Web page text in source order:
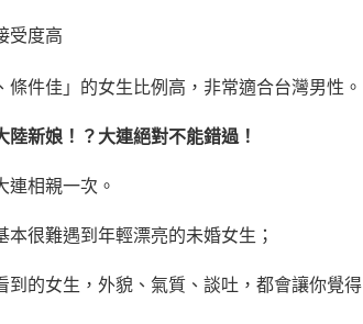
受度高
條件佳」的女生比例高，非常適合台灣男性。
新娘！？大連絕對不能錯過！
連相親一次。
本很難遇到年輕漂亮的未婚女生；
到的女生，外貌、氣質、談吐，都會讓你覺得